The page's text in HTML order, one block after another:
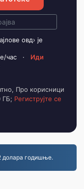
овд› је
час ·
Иди
Про корисници
ГБ; Региструјте се
долара годишње.